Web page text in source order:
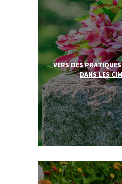
VERS DES
DANS LES